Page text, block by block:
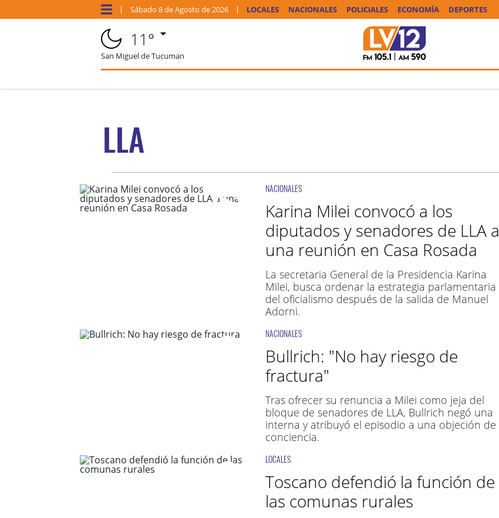
Sábado 8 deAgosto de 2026 LOCALES NACIONALES POLICIALES ECONOMÍA DEPORTES
11°
San Miguel de Tucuman
LLA
NACIONALES
Karina Milei convocó a los
diputados y senadores de LLA a
una reunión en Casa Rosada
La secretaria General de la Presidencia Karina
Milei, busca ordenar la estrategia parlamentaria
del oficialismo después de la salida de Manuel
Adorni.
NACIONALES
Bullrich: "No hay riesgo de
fractura"
Tras ofrecer su renuncia a Milei como jeja del
bloque de senadores de LLA, Bullrich negó una
interna y atribuyó el episodio a una objeción de
conciencia.
LOCALES
Toscano defendió la función de
las comunas rurales